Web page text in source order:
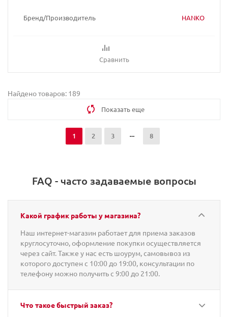
Бренд/Производитель HANKO
Сравнить
Найдено товаров: 189
Показать еще
1 2 3 8
FAQ - часто задаваемые вопросы
Какой график работы у магазина?
Наш интернет-магазин работает для приема заказов
круглосуточно, оформление покупки осуществляется
через сайт. Также у нас есть шоурум, самовывоз из
которого доступен с 10:00 до 19:00, консультации по
телефону можно получить с 9:00 до 21:00.
Что такое быстрый заказ?